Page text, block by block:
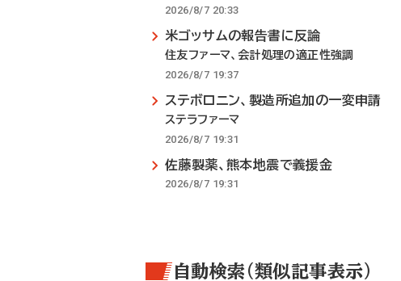
2026/8/7 20:33
米ゴッサムの報告書に反論
住友ファーマ、会計処理の適正性強調
2026/8/7 19:37
ステボロニン、製造所追加の一変申請
ステラファーマ
2026/8/7 19:31
佐藤製薬、熊本地震で義援金
2026/8/7 19:31
自動検索（類似記事表示）